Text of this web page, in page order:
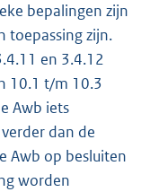
bepalingen zijn
toepassing zijn.
en 3.4.12
10.1 t/m 10.3
Awb iets
dan de
Awb op besluiten
worden